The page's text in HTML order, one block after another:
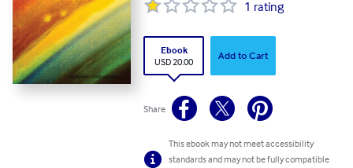
1 rating
Ebook
USD 20.00
Add to Cart
Share
This ebook may not meet accessibility
standards and may not be fully compatible